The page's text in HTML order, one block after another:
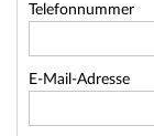
Telefonnummer
E-Mail-Adresse